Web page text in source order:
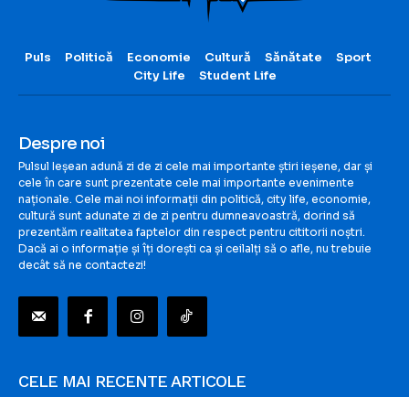
Puls Politică Economie Cultură Sănătate
Sport
City Life
Student Life
Despre noi
Pulsul Ieșean adună zi de zi cele mai importante știri ieșene, dar și
cele în care sunt prezentate cele mai importante evenimente
naționale. Cele mai noi informații din politică, city life, economie,
cultură sunt adunate zi de zi pentru dumneavoastră, dorind să
prezentăm realitatea faptelor din respect pentru cititorii noștri.
Dacă ai o informație și îți dorești ca și ceilalți să o afle, nu trebuie
decât să ne contactezi!
CELE MAI RECENTE ARTICOLE